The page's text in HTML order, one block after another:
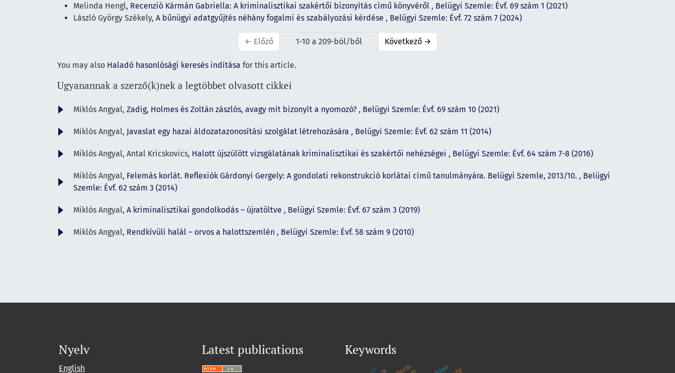
Melinda Hengl, Recenzió Kármán Gabriella: A kriminalisztikai szakértői bizonyítás című könyvéről , Belügyi Szemle: Évf. 69 szám 1 (2021)
László György Székely, A bűnügyi adatgyűjtés néhány fogalmi és szabályozási kérdése , Belügyi Szemle: Évf. 72 szám 7 (2024)
← Előző 1-10 a 209-ból/ből Következő →
You may also Haladó hasonlósági keresés indítása for this article.
Ugyanannak a szerző(k)nek a legtöbbet olvasott cikkei
Miklós Angyal, Zadig, Holmes és Zoltán zászlós, avagy mit bizonyít a nyomozó? , Belügyi Szemle: Évf. 69 szám 10 (2021)
Miklós Angyal, Javaslat egy hazai áldozatazonosítási szolgálat létrehozására , Belügyi Szemle: Évf. 62 szám 11 (2014)
Miklós Angyal, Antal Kricskovics, Halott újszülött vizsgálatának kriminalisztikai és szakértői nehézségei , Belügyi Szemle: Évf. 64 szám 7-8 (2016)
Miklós Angyal, Felemás korlát. Reflexiók Gárdonyi Gergely: A gondolati rekonstrukció korlátai című tanulmányára. Belügyi Szemle, 2013/10. , Belügyi
Szemle: Évf. 62 szám 3 (2014)
Miklós Angyal, A kriminalisztikai gondolkodás – újratöltve , Belügyi Szemle: Évf. 67 szám 3 (2019)
Miklós Angyal, Rendkívüli halál – orvos a halottszemlén , Belügyi Szemle: Évf. 58 szám 9 (2010)
Nyelv
English
Latest publications Keywords